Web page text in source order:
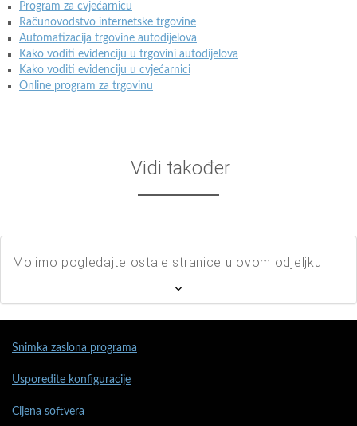
Program za cvjećarnicu
Računovodstvo internetske trgovine
Automatizacija trgovine autodijelova
Kako voditi evidenciju u trgovini autodijelova
Kako voditi evidenciju u cvjećarnici
Online program za trgovinu
Vidi također
Molimo pogledajte ostale stranice u ovom odjeljku
Snimka zaslona programa
Usporedite konfiguracije
Cijena softvera